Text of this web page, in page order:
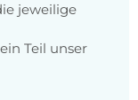
jeweilige
Teil unser